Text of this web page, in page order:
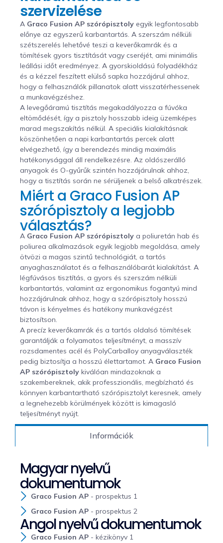
Információk
szervizelése
A Graco Fusion AP szórópisztoly egyik legfontosabb
előnye az egyszerű karbantartás. A szerszám nélküli
szétszerelés lehetővé teszi a keverőkamrák és a
tömítések gyors tisztítását vagy cseréjét, ami minimális
leállási időt eredményez. A gyorskioldású folyadékház
és a kézzel feszített elülső sapka hozzájárul ahhoz,
hogy a felhasználók pillanatok alatt visszatérhessenek
a munkavégzéshez.
A levegőáramú tisztítás megakadályozza a fúvóka
eltömődését, így a pisztoly hosszabb ideig üzemképes
marad megszakítás nélkül. A speciális kialakításnak
köszönhetően a napi karbantartás percek alatt
elvégezhető, így a berendezés mindig maximális
hatékonysággal áll rendelkezésre. Az oldószerálló
anyagok és O-gyűrűk szintén hozzájárulnak ahhoz,
hogy a tisztítás során ne sérüljenek a belső alkatrészek.
Miért a Graco Fusion AP
szórópisztoly a legjobb
választás?
A Graco Fusion AP szórópisztoly a poliuretán hab és
poliurea alkalmazások egyik legjobb megoldása, amely
ötvözi a magas szintű technológiát, a tartós
anyaghasználatot és a felhasználóbarát kialakítást. A
légfúvásos tisztítás, a gyors és szerszám nélküli
karbantartás, valamint az ergonomikus fogantyú mind
hozzájárulnak ahhoz, hogy a szórópisztoly hosszú
távon is kényelmes és hatékony munkavégzést
biztosítson.
A precíz keverőkamrák és a tartós oldalsó tömítések
garantálják a folyamatos teljesítményt, a masszív
rozsdamentes acél és PolyCarballoy anyagválaszték
pedig biztosítja a hosszú élettartamot. A Graco Fusion
AP szórópisztoly kiválóan mindazoknak a
szakembereknek, akik professzionális, megbízható és
könnyen karbantartható szórópisztolyt keresnek, amely
a legnehezebb körülmények között is kimagasló
teljesítményt nyújt.
Magyar nyelvű
dokumentumok
Graco Fusion AP- prospektus 1
Graco Fusion AP- prospektus 2
Angol nyelvű dokumentumok
Graco Fusion AP- kézikönyv 1